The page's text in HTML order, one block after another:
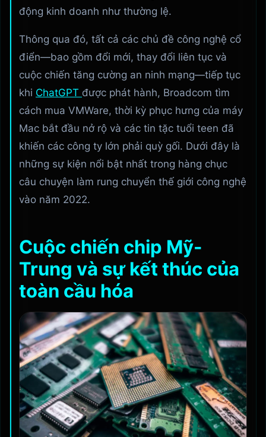
động kinh doanh như thường lệ.
Thông qua đó, tất cả các chủ đề công nghệ cổ
điển—bao gồm đổi mới, thay đổi liên tục và
cuộc chiến tăng cường an ninh mạng—tiếp tục
khi ChatGPT được phát hành, Broadcom tìm
cách mua VMWare, thời kỳ phục hưng của máy
Mac bắt đầu nở rộ và các tin tặc tuổi teen đã
khiến các công ty lớn phải quỳ gối. Dưới đây là
những sự kiện nổi bật nhất trong hàng chục
câu chuyện làm rung chuyển thế giới công nghệ
vào năm 2022.
Cuộc chiến chip Mỹ-
Trung và sự kết thúc của
toàn cầu hóa